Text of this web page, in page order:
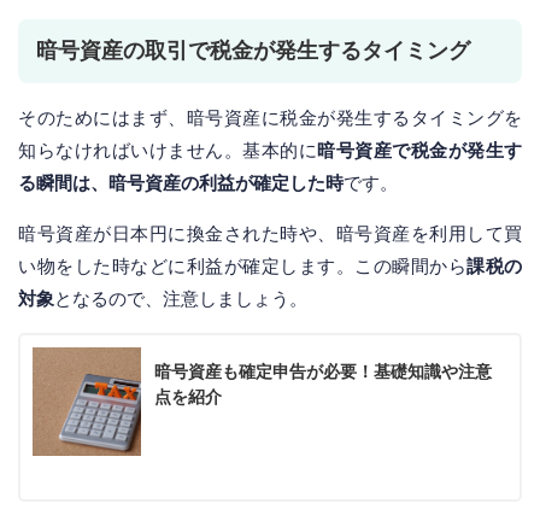
暗号資産の取引で税金が発生するタイミング
そのためにはまず、暗号資産に税金が発生するタイミングを
知らなければいけません。基本的に暗号資産で税金が発生す
る瞬間は、暗号資産の利益が確定した時です。
暗号資産が日本円に換金された時や、暗号資産を利用して買
い物をした時などに利益が確定します。この瞬間から課税の
対象となるので、注意しましょう。
暗号資産も確定申告が必要！基礎知識や注意
点を紹介